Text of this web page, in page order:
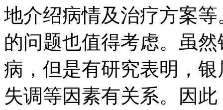
地介绍病情及治疗方案
的问题也值得考虑。虽
病，但是有研究表明，
失调等因素有关系。因